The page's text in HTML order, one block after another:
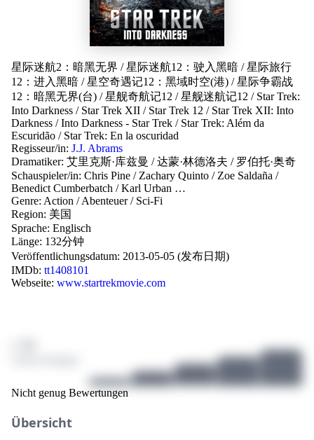
星际迷航2：暗黑无界 /星际迷航12：驶入黑暗 /星际旅行
12：进入黑暗 /星空奇遇记12：黑域时空(港) /星际争霸战
12：暗黑无界(台) /星舰奇航记12 /星舰迷航记12 / Star Trek:
Into Darkness / Star Trek XII / Star Trek 12 / Star Trek XII: Into
Darkness /Into Darkness - Star Trek / Star Trek: Além da
Escuridão / Star Trek: En la oscuridad
Regisseur/in: J.J. Abrams
Dramatiker: 艾里克斯·库兹曼 /达蒙·林德洛夫 / 罗伯托·奥奇
Schauspieler/in: Chris Pine / Zachary Quinto / Zoe Saldaña /
Benedict Cumberbatch /Karl Urban …
Genre: Action /Abenteuer/ Sci-Fi
Region: 美国
Sprache: Englisch
Länge: 132分钟
Veröffentlichungsdatum: 2013-05-05 (发布日期)
IMDb: tt1408101
Webseite: www.startrekmovie.com
Nicht genug Bewertungen
Übersicht